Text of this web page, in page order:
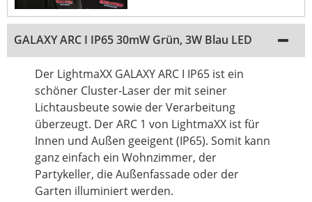
GALAXY ARC I IP65 30mW Grün, 3W Blau LED
Der LightmaXX GALAXY ARC I IP65 ist ein
schöner Cluster-Laser der mit seiner
Lichtausbeute sowie der Verarbeitung
überzeugt. Der ARC 1 von LightmaXX ist für
Innen und Außen geeigent (IP65). Somit kann
ganz einfach ein Wohnzimmer, der
Partykeller, die Außenfassade oder der
Garten illuminiert werden.